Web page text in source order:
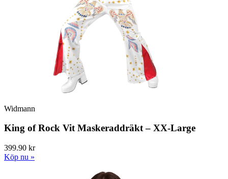
Widmann
King of Rock Vit Maskeraddräkt – XX-Large
399.90 kr
Köp nu »